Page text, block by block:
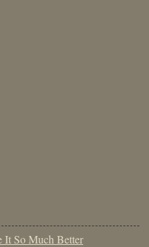
It So Much Better